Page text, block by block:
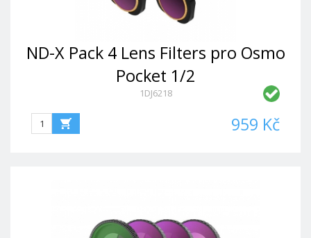
ND-X Pack 4 Lens Filters pro Osmo
Pocket 1/2
1DJ6218
959 Kč